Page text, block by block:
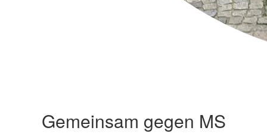
Gemeinsam gegen MS